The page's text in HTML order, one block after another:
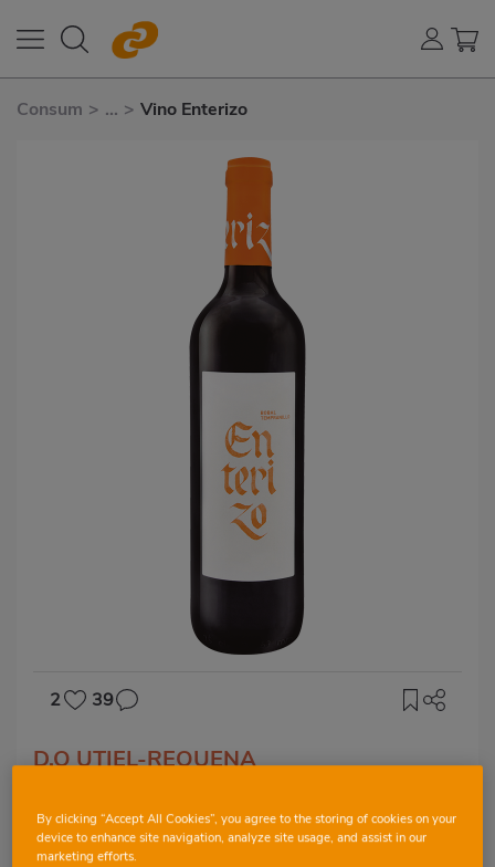
Consum > ... > Vino Enterizo
2 39
D.O UTIEL-REQUENA
Vino Enterizo
By clicking “Accept All Cookies”, you agree to the storing of cookies on your
device to enhance site navigation, analyze site usage, and assist in our
marketing efforts.